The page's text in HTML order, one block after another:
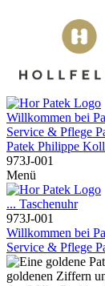
Willkommen bei
Service & Pflege
Patek Philippe
973J-001
Menü
... Taschenuhr
973J-001
Willkommen bei
Service & Pflege